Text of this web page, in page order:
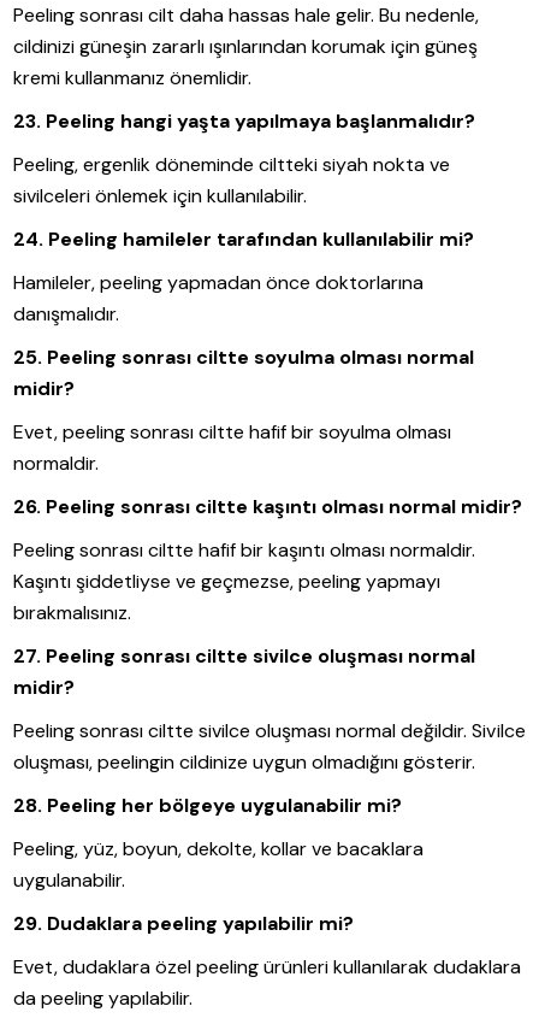
Peeling sonrası cilt daha hassas hale gelir. Bu nedenle,
cildinizi güneşin zararlı ışınlarından korumak için güneş
kremi kullanmanız önemlidir.
23. Peeling hangi yaşta yapılmaya başlanmalıdır?
Peeling, ergenlik döneminde ciltteki siyah nokta ve
sivilceleri önlemek için kullanılabilir.
24. Peeling hamileler tarafından kullanılabilir mi?
Hamileler, peeling yapmadan önce doktorlarına
danışmalıdır.
25. Peeling sonrası ciltte soyulma olması normal
midir?
Evet, peeling sonrası ciltte hafif bir soyulma olması
normaldir.
26. Peeling sonrası ciltte kaşıntı olması normal midir?
Peeling sonrası ciltte hafif bir kaşıntı olması normaldir.
Kaşıntı şiddetliyse ve geçmezse, peeling yapmayı
bırakmalısınız.
27. Peeling sonrası ciltte sivilce oluşması normal
midir?
Peeling sonrası ciltte sivilce oluşması normal değildir. Sivilce
oluşması, peelingin cildinize uygun olmadığını gösterir.
28. Peeling her bölgeye uygulanabilir mi?
Peeling, yüz, boyun, dekolte, kollar ve bacaklara
uygulanabilir.
29. Dudaklara peeling yapılabilir mi?
Evet, dudaklara özel peeling ürünleri kullanılarak dudaklara
da peeling yapılabilir.